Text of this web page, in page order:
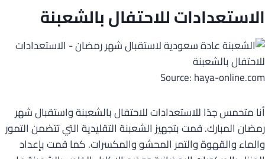
الاستعدادات للاحتفال بالشعبنة
Source: haya-online.com
أنا متحمس جدًا للاستعدادات للاحتفال بالشعبنة واستقبال شهر
رمضان المبارك. قمت بتجهيز الشعبنة التقليدية التي تتضمن التمور
والماء والقهوة والتمر المحشو والمكسرات. كما قمت بإعداد